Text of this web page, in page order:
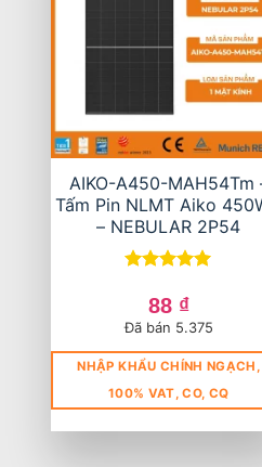
AIKO-A450-MAH54Tm
Tấm Pin NLMT Aiko
– NEBULAR 2P54
hạng5 5
sao
88 ₫
Đã bán 5.375
NHẬP KHẨU CHÍNH NGẠCH,
100% VAT, CO, CQ